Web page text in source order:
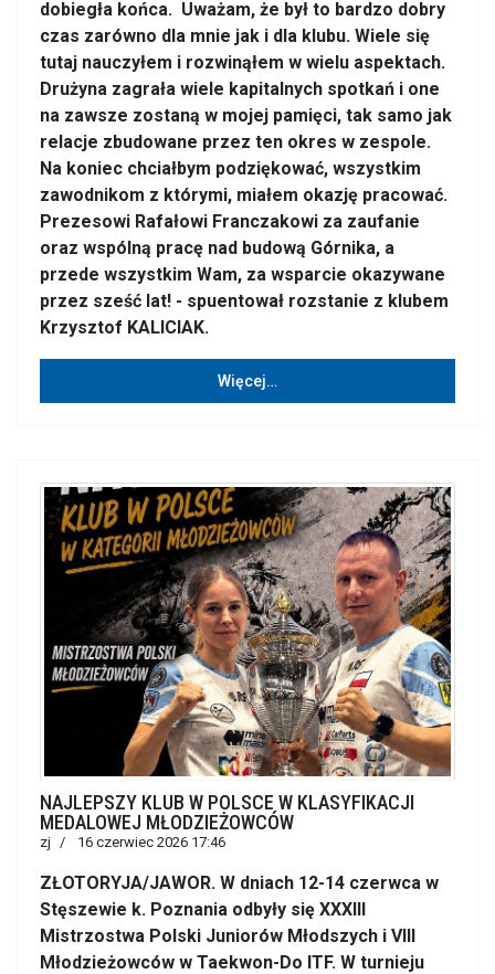
dobiegła końca. Uważam, że był to bardzo dobry
czas zarówno dla mnie jak i dla klubu. Wiele się
tutaj nauczyłem i rozwinąłem w wielu aspektach.
Drużyna zagrała wiele kapitalnych spotkań i one
na zawsze zostaną w mojej pamięci, tak samo jak
relacje zbudowane przez ten okres w zespole.
Na koniec chciałbym podziękować, wszystkim
zawodnikom z którymi, miałem okazję pracować.
Prezesowi Rafałowi Franczakowi za zaufanie
oraz wspólną pracę nad budową Górnika, a
przede wszystkim Wam, za wsparcie okazywane
przez sześć lat! - spuentował rozstanie z klubem
Krzysztof KALICIAK.
Więcej…
NAJLEPSZY KLUB W POLSCE W KLASYFIKACJI
MEDALOWEJ MŁODZIEŻOWCÓW
zj 16 czerwiec 2026 17:46
ZŁOTORYJA/JAWOR. W dniach 12-14 czerwca w
Stęszewie k. Poznania odbyły się XXXIII
Mistrzostwa Polski Juniorów Młodszych i VIII
Młodzieżowców w Taekwon-Do ITF. W turnieju